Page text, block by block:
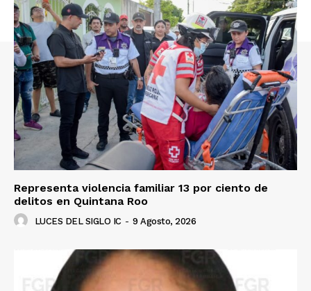
Representa violencia familiar 13 por ciento de
delitos en Quintana Roo
LUCES DEL SIGLO IC - 9 Agosto, 2026